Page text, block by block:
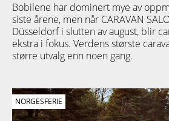
Bobilene har dominert mye av
siste årene, men når CARAVAN
Düsseldorf i slutten av august, blir
ekstra i fokus. Verdens største
større utvalg enn noen gang.
NORGESFERIE